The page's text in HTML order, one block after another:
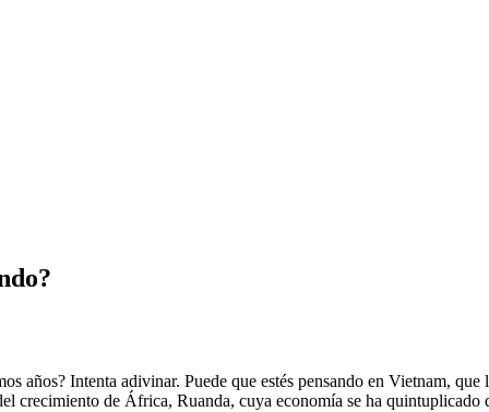
años? Intenta adivinar. Puede que estés pensando en Vietnam,
crecimiento de África, Ruanda, cuya economía se ha